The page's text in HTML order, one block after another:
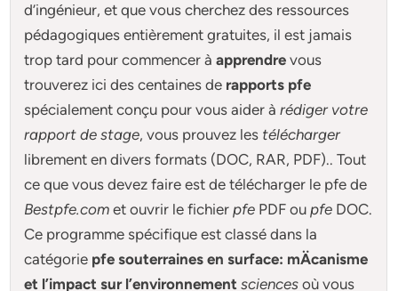
d’ingénieur, et que vous cherchez des ressources
pédagogiques entièrement gratuites, il est jamais
trop tard pour commencer àapprendre vous
trouverez ici des centaines de rapports pfe
spécialement conçu pourvous aider àrédiger votre
rapport de stage, vous prouvez les télécharger
librement en divers formats (DOC, RAR, PDF).. Tout
ce que vous devez faire est de télécharger le pfe de
Bestpfe.com et ouvrir le fichierpfe PDF oupfe DOC.
Ce programme spécifique est classé dans la
catégorie pfe souterraines en surface: mÄcanisme
et l’impact sur l’environnementsciencesoù vous